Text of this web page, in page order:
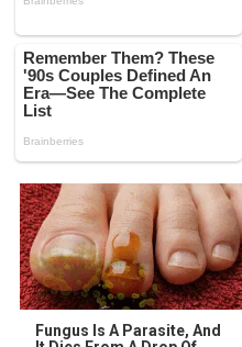
Fungus Is A Parasite, And